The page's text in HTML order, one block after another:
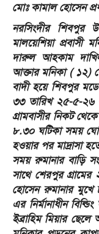
মোঃ কামাল হোসেন
নরসিংদীর শিবপুর
মালয়েশিয়া প্রবাসী
দারুল আহকাম দাখিল
আক্তার মনিকা ( ১২)
বাদী হয়ে শিবপুর
৩৩ তারিখ ২৫-৫-২৬
গ্রামবাসীর নিকট
৮.৩০ ঘটিকা সময়
হওয়ার পর মাদ্রাসা
সময় রুমানার বাড়ি
সাথে শেরপুর গ্রামের
হোসেন রুমানার মুখে
এর নির্মানাধীন
ইব্রাহিম মিয়ার